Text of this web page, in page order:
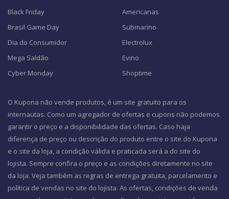
Black Friday
Brasil Game Day
Dia do Consumidor
Mega Saldão
Cyber Monday
Americanas
Submarino
Electrolux
Evino
Shoptime
O Kupona não vende produtos, é um site gratuito para os
internautas. Como um agregador de ofertas e cupons não podemos
garantir o preço e a disponibilidade das ofertas. Caso haja
diferença de preço ou descrição do produto entre o site do Kupona
e o site da loja, a condição válida e praticada será a do site do
lojista. Sempre confira o preço e as condições diretamente no site
da loja. Veja também as regras de entrega gratuita, parcelamento e
política de vendas no site do lojista. As ofertas, condições de venda